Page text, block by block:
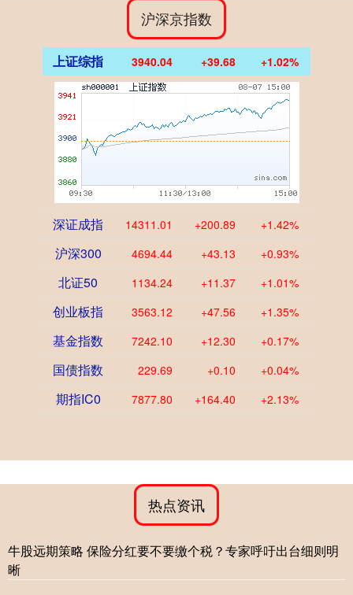
沪深京指数
上证综指 3940.04 +39.68 +1.02%
深证成指 14311.01 +200.89 +1.42%
沪深300 4694.44 +43.13 +0.93%
北证50 1134.24 +11.37 +1.01%
创业板指 3563.12 +47.56 +1.35%
基金指数 7242.10 +12.30 +0.17%
国债指数 229.69 +0.10 +0.04%
期指IC0 7877.80 +164.40 +2.13%
热点资讯
牛股远期策略 保险分红要不要缴个税？专家呼吁出台细则明
晰